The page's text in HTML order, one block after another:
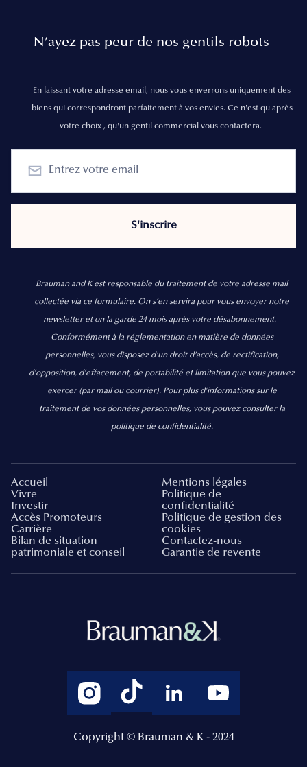
N’ayez pas peur de nos gentils robots
En laissant votre adresse email, nous vous enverrons uniquement des
biens qui correspondront parfaitement à vos envies. Ce n'est qu'après
votre choix , qu'un gentil commercial vous contactera.
Brauman and K est responsable du traitement de votre adresse mail
collectée via ce formulaire. On s’en servira pour vous envoyer notre
newsletter et on la garde 24 mois après votre désabonnement.
Conformément à la réglementation en matière de données
personnelles, vous disposez d'un droit d'accès, de rectification,
d’opposition, d’effacement, de portabilité et limitation que vous pouvez
exercer (par mail ou courrier). Pour plus d’informations sur le
traitement de vos données personnelles, vous pouvez consulter la
politique de confidentialité.
Accueil
Vivre
Investir
Accès Promoteurs
Carrière
Bilan de situation
patrimoniale et conseil
Mentions légales
Politique de
confidentialité
Politique de gestion des
cookies
Contactez-nous
Garantie de revente
Copyright © Brauman & K - 2024